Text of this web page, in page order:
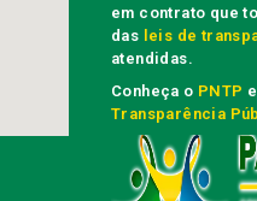
em contrato que
das leis de
atendidas.
Conheça o PNTP
Transparência